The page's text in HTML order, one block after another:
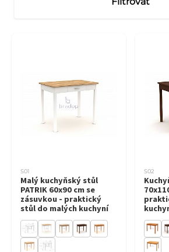
S01
Malý kuchyňský stůl
PATRIK 60x90 cm se
zásuvkou - praktický
stůl do malých kuchyní
S02